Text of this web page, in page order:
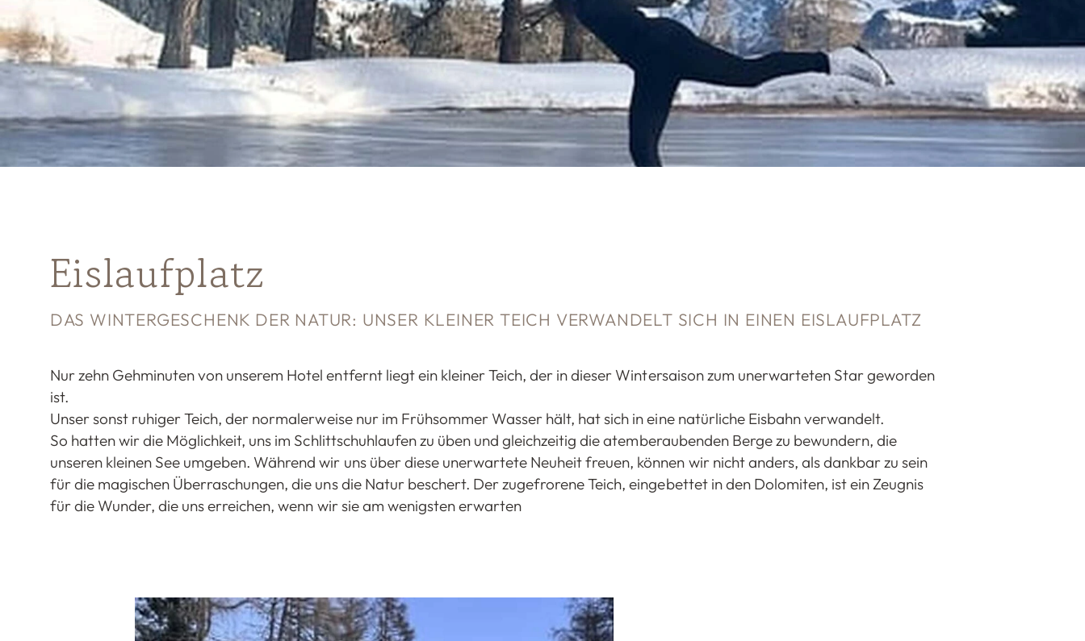
Eislaufplatz
DAS WINTERGESCHENK DER NATUR: UNSER KLEINER TEICH VERWANDELT SICH IN EINEN EISLAUFPLATZ
Nur zehn Gehminuten von unserem Hotel entfernt liegt ein kleiner Teich, der in dieser Wintersaison zum unerwarteten Star geworden
ist.
Unser sonst ruhiger Teich, der normalerweise nur im Frühsommer Wasser hält, hat sich in eine natürliche Eisbahn verwandelt.
So hatten wir die Möglichkeit, uns im Schlittschuhlaufen zu üben und gleichzeitig die atemberaubenden Berge zu bewundern, die
unseren kleinen See umgeben. Während wir uns über diese unerwartete Neuheit freuen, können wir nicht anders, als dankbar zu sein
für die magischen Überraschungen, die uns die Natur beschert. Der zugefrorene Teich, eingebettet in den Dolomiten, ist ein Zeugnis
für die Wunder, die uns erreichen, wenn wir sie am wenigsten erwarten